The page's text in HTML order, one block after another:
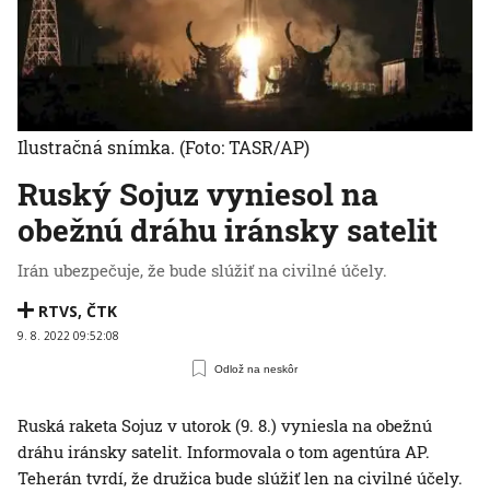
Ruský Sojuz vyniesol na
obežnú dráhu iránsky satelit
Irán ubezpečuje, že bude slúžiť na civilné účely.
RTVS, ČTK
9. 8. 2022 09:52:08
Odlož na neskôr
Ilustračná snímka. (Foto: TASR/AP)
Ruská raketa Sojuz v utorok (9. 8.) vyniesla na obežnú
dráhu iránsky satelit. Informovala o tom agentúra AP.
Teherán tvrdí, že družica bude slúžiť len na civilné účely.